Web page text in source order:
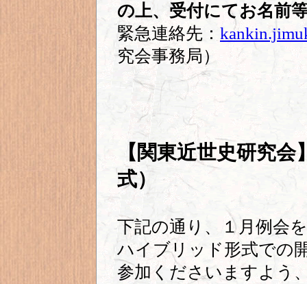
の上、受付にてお名前
緊急連絡先：
究会事務局）
【関東近世史研究
式）
下記の通り、１月例会
ハイブリッド形式での
参加くださいますよう